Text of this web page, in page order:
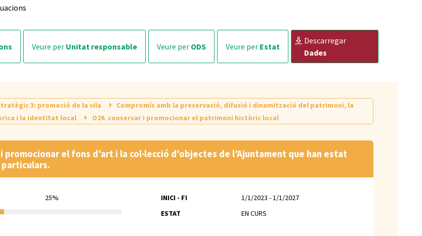
veure per Unitat responsable veure per ODS veure per Estat
descarregar
Dades
3: promoció de la vila
Compromís amb la preservació, difusió i dinamització del patrimoni, la
i la identitat local
O29. conservar i promocionar el patrimoni històric local
promocionar el fons d’art i la col·lecció d’objectes de l’Ajuntament que han estat
25% INICI - FI
1/1/2023 - 1/1/2027
ESTAT
EN CURS